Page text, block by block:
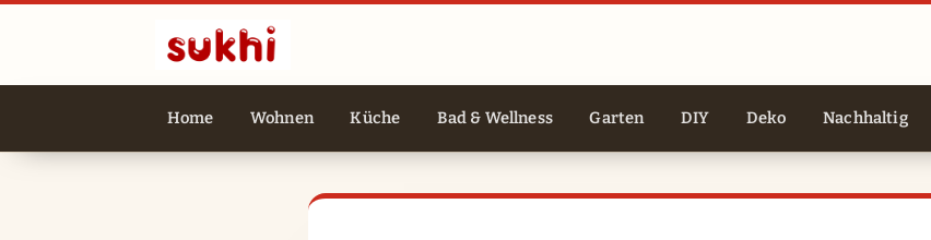
Home Wohnen Küche Bad & Wellness Garten DIY Deko Nachhaltig